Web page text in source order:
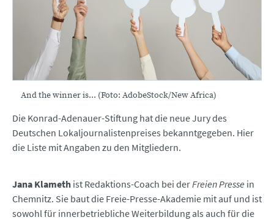
And the winner is... (Foto: AdobeStock/New Africa)
Die Konrad-Adenauer-Stiftung hat die neue Jury des
Deutschen Lokaljournalistenpreises bekanntgegeben. Hier
die Liste mit Angaben zu den Mitgliedern.
Jana Klameth ist Redaktions-Coach bei derFreien Presse in
Chemnitz. Sie baut die Freie-Presse-Akademie mit auf und ist
sowohl für innerbetriebliche Weiterbildung als auch für die